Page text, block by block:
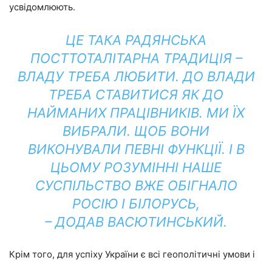
усвідомлюють.
ЦЕ ТАКА РАДЯНСЬКА
ПОСТТОТАЛІТАРНА ТРАДИЦІЯ –
ВЛАДУ ТРЕБА ЛЮБИТИ. ДО ВЛАДИ
ТРЕБА СТАВИТИСЯ ЯК ДО
НАЙМАНИХ ПРАЦІВНИКІВ. МИ ЇХ
ВИБРАЛИ. ЩОБ ВОНИ
ВИКОНУВАЛИ ПЕВНІ ФУНКЦІЇ. І В
ЦЬОМУ РОЗУМІННІ НАШЕ
СУСПІЛЬСТВО ВЖЕ ОБІГНАЛО
РОСІЮ І БІЛОРУСЬ,
– ДОДАВ ВАСЮТИНСЬКИЙ.
Крім того, для успіху України є всі геополітичні умови і